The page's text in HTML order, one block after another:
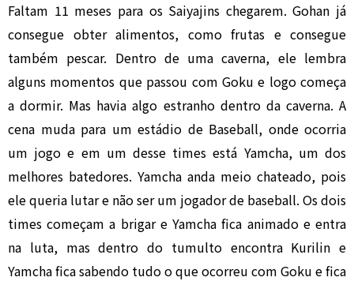
Faltam 11 meses para os Saiyajins chegarem. Gohan já
consegue obter alimentos, como frutas e consegue
também pescar. Dentro de uma caverna, ele lembra
alguns momentos que passou com Goku e logo começa
a dormir. Mas havia algo estranho dentro da caverna. A
cena muda para um estádio de Baseball, onde ocorria
um jogo e em um desse times está Yamcha, um dos
melhores batedores. Yamcha anda meio chateado, pois
ele queria lutar e não ser um jogador de baseball. Os dois
times começam a brigar e Yamcha fica animado e entra
na luta, mas dentro do tumulto encontra Kurilin e
Yamcha fica sabendo tudo o que ocorreu com Goku e fica